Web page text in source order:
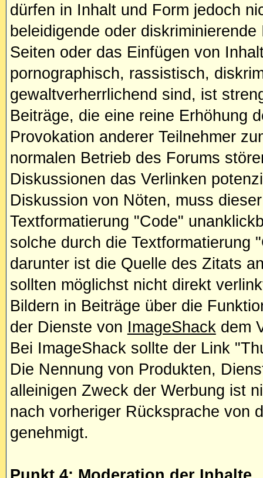
dürfen in Inhalt und Form jedoch
beleidigende oder
Seiten oder das Einfügen von
pornographisch, rassistisch,
gewaltverherrlichend sind, ist
Beiträge, die eine reine Erhöhung
Provokation anderer Teilnehmer
normalen Betrieb des Forums
Diskussionen das Verlinken
Diskussion von Nöten, muss
Textformatierung "Code"
solche durch die Textformatierung
darunter ist die Quelle des Zitats
sollten möglichst nicht direkt
Bildern in Beiträge über die
der Dienste von ImageShackdem
Bei ImageShack sollte der Link
Die Nennung von Produkten,
alleinigen Zweck der Werbung ist
nach vorheriger Rücksprache von
genehmigt.